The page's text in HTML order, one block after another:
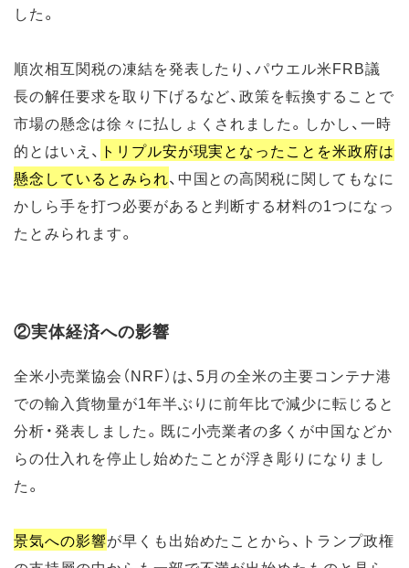
した。
順次相互関税の凍結を発表したり、パウエル米FRB議
長の解任要求を取り下げるなど、政策を転換することで
市場の懸念は徐々に払しょくされました。しかし、一時
的とはいえ、 トリプル安が現実となったことを米政府は
懸念しているとみられ、中国との高関税に関してもなに
かしら手を打つ必要があると判断する材料の1つになっ
たとみられます。
②実体経済への影響
全米小売業協会（NRF）は、5月の全米の主要コンテナ港
での輸入貨物量が1年半ぶりに前年比で減少に転じると
分析・発表しました。既に小売業者の多くが中国などか
らの仕入れを停止し始めたことが浮き彫りになりまし
た。
景気への影響が早くも出始めたことから、トランプ政権